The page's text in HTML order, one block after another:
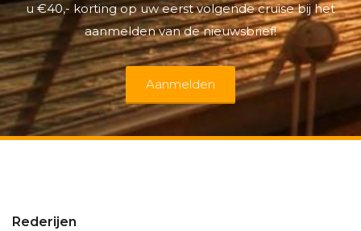
u €40,- korting op uw eerst volgende cruise bij het
aanmelden van de nieuwsbrief!
Aanmelden
Rederijen